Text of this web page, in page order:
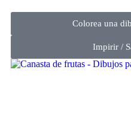
Colorea una
Impirir /